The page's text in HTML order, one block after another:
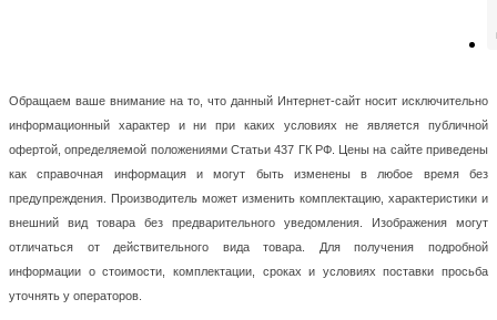
Обращаем ваше внимание на то, что данный Интернет-сайт носит исключительно
информационный характер и ни при каких условиях не является публичной
офертой, определяемой положениями Статьи 437 ГК РФ. Цены на сайте приведены
как справочная информация и могут быть изменены в любое время без
предупреждения. Производитель может изменить комплектацию, характеристики и
внешний вид товара без предварительного уведомления. Изображения могут
отличаться от действительного вида товара. Для получения подробной
информации о стоимости, комплектации, сроках и условиях поставки просьба
уточнять у операторов.